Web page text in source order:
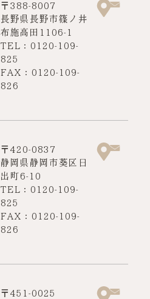
〒388-8007
長野県長野市篠ノ井
布施高田1106-1
TEL：0120-109-
825
FAX：0120-109-
826
〒420-0837
静岡県静岡市葵区日
出町6-10
TEL：0120-109-
825
FAX：0120-109-
826
〒451-0025